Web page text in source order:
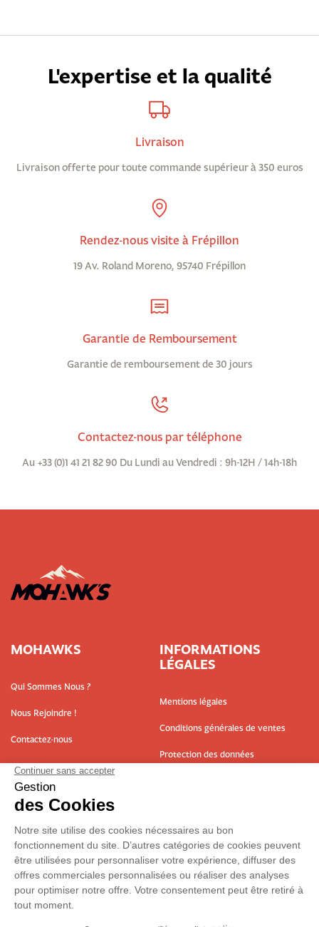
L'expertise et la qualité
Livraison
Livraison offerte pour toute commande supérieur à 350 euros
Rendez-nous visite à Frépillon
19 Av. Roland Moreno, 95740 Frépillon
Garantie de Remboursement
Garantie de remboursement de 30 jours
Contactez-nous par téléphone
Au +33 (0)1 41 21 82 90 Du Lundi au Vendredi : 9h-12H / 14h-18h
MOHAWKS
Qui Sommes Nous ?
Nous Rejoindre !
Contactez-nous
INFORMATIONS
LÉGALES
Mentions légales
Conditions générales de ventes
Protection des données
ABONNEZ-VOUS À NOTRE NEWSLETTER
Plan du site